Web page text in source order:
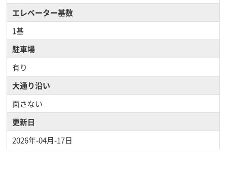
エレベーター基数
1基
駐車場
有り
大通り沿い
面さない
更新日
2026年-04月-17日